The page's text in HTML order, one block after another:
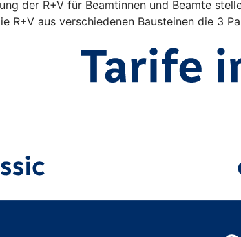
der R+V für Beamtinnen und Beamte
R+V aus verschiedenen Bausteinen die 3